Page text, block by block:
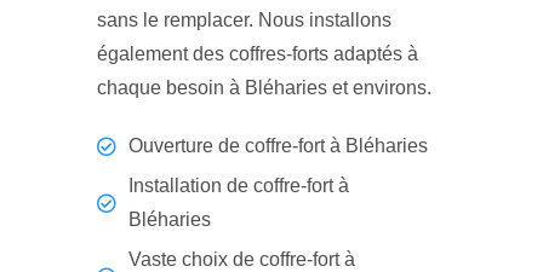
sans le remplacer. Nous installons
également des coffres-forts adaptés à
chaque besoin à Bléharies et environs.
Ouverture de coffre-fort à Bléharies
Installation de coffre-fort à
Bléharies
Vaste choix de coffre-fort à